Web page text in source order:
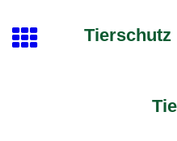
Tierschutz